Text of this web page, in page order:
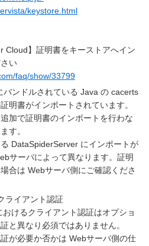
keystore.html
】証明書をキーストアへイン
い
faq/show/33799
ンドルされている Java の cacerts
明書がインポートされています。
加で証明書のインポートを行わな
す。
DataSpiderServer にインポートが
サーバによって異なります。証明
合は Webサーバ側にご確認くださ
ライアント認証
けるクライアント認証はオプショ
と異なり必須ではありません。
が必要か否かは Webサーバ側の仕